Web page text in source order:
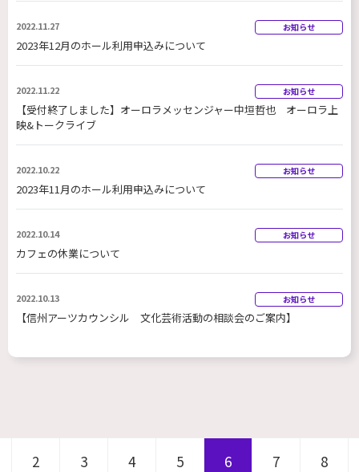
2022.11.27 お知らせ
2023年12月のホール利用申込みについて
2022.11.22 お知らせ
【受付終了しました】オーロラメッセンジャー中垣哲也 オーロラ上
映&トークライブ
2022.10.22 お知らせ
2023年11月のホール利用申込みについて
2022.10.14 お知らせ
カフェの休業について
2022.10.13 お知らせ
【信州アーツカウンシル 文化芸術活動の相談会のご案内】
2 3 4 5 6 7 8